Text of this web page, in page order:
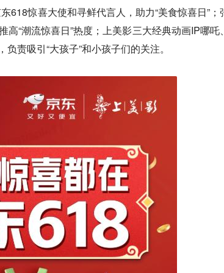
618惊喜大使和寻鲜代言人，助力“美食惊喜日”；
“潮流惊喜日”热度；上美影三大经典动画IP哪吒
责吸引“大孩子”和小孩子们的关注。